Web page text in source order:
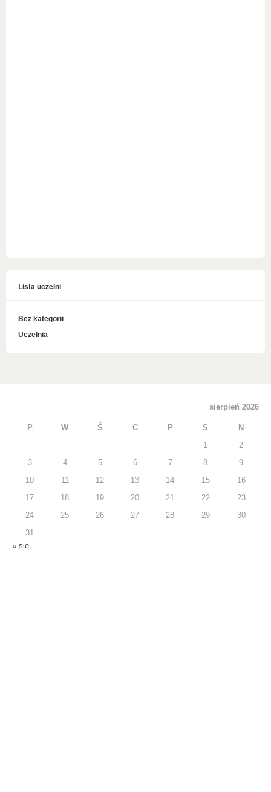
Lista uczelni
Bez kategorii
Uczelnia
sierpień 2026
P W Ś C P S N
1 2
3 4 5 6 7 8 9
10 11 12 13 14 15 16
17 18 19 20 21 22 23
24 25 26 27 28 29 30
31
« sie